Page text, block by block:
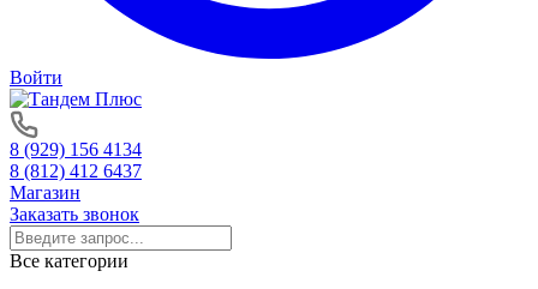
Войти
8 (929) 156 4134
8 (812) 412 6437
Магазин
Заказать звонок
Все категории